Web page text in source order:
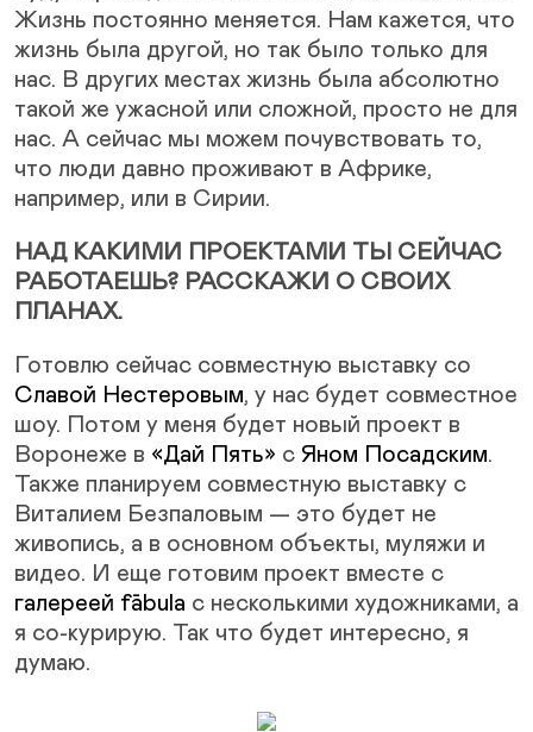
Жизнь постоянно меняется. Нам кажется, что
жизнь была другой, но так было только для
нас. В других местах жизнь была абсолютно
такой же ужасной или сложной, просто не для
нас. А сейчас мы можем почувствовать то,
что люди давно проживают в Африке,
например, или в Сирии.
НАД КАКИМИ ПРОЕКТАМИ ТЫ СЕЙЧАС
РАБОТАЕШЬ? РАССКАЖИ О СВОИХ
ПЛАНАХ.
Готовлю сейчас совместную выставку со
Славой Нестеровым, у нас будет совместное
шоу. Потом у меня будет новый проект в
Воронеже в «Дай Пять» с Яном Посадским.
Также планируем совместную выставку с
Виталием Безпаловым — это будет не
живопись, а в основном объекты, муляжи и
видео. И еще готовим проект вместе с
галереей fābula с несколькими художниками, а
я со-курирую. Так что будет интересно, я
думаю.